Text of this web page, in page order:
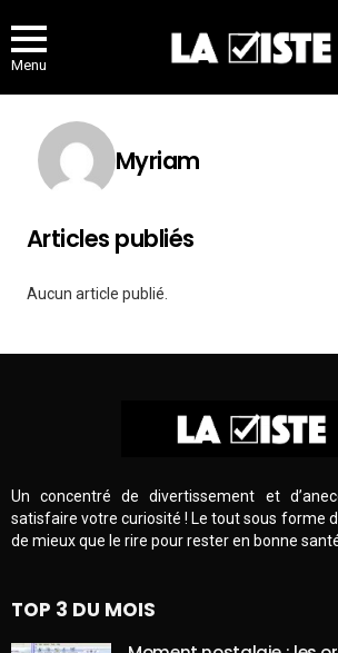
Menu
Myriam
Articles publiés
Aucun article publié.
Un concentré de divertissement et
satisfaire votre curiosité ! Le tout sous forme
de mieux que le rire pour rester en bonne
TOP 3 DU MOIS